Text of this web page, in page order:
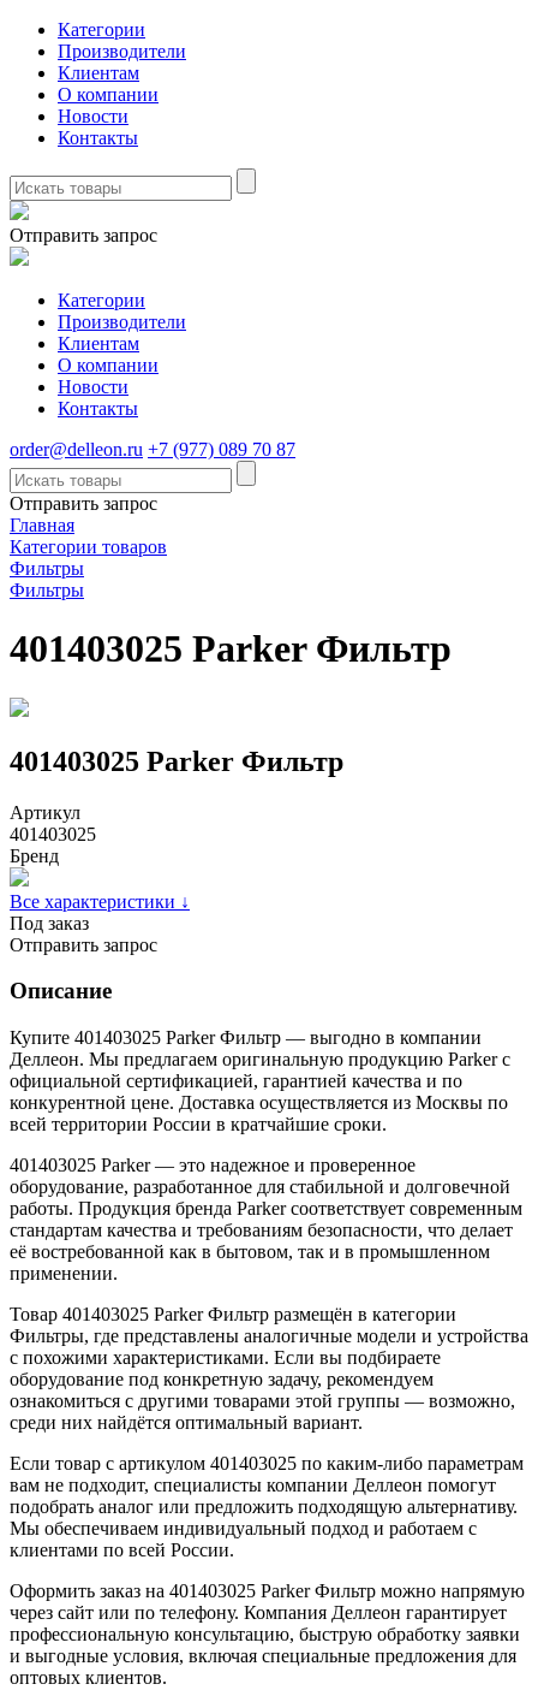
Категории
Производители
Клиентам
О компании
Новости
Контакты
Отправить запрос
Категории
Производители
Клиентам
О компании
Новости
Контакты
order@delleon.ru +7 (977) 089 70 87
Отправить запрос
Главная
Категории товаров
Фильтры
Фильтры
401403025 Parker Фильтр
401403025 Parker Фильтр
Артикул
401403025
Бренд
Все характеристики ↓
Под заказ
Отправить запрос
Описание
Купите 401403025 Parker Фильтр — выгодно в компании
Деллеон. Мы предлагаем оригинальную продукцию Parker с
официальной сертификацией, гарантией качества и по
конкурентной цене. Доставка осуществляется из Москвы по
всей территории России в кратчайшие сроки.
401403025 Parker — это надежное и проверенное
оборудование, разработанное для стабильной и долговечной
работы. Продукция бренда Parker соответствует современным
стандартам качества и требованиям безопасности, что делает
её востребованной как в бытовом, так и в промышленном
применении.
Товар 401403025 Parker Фильтр размещён в категории
Фильтры, где представлены аналогичные модели и устройства
с похожими характеристиками. Если вы подбираете
оборудование под конкретную задачу, рекомендуем
ознакомиться с другими товарами этой группы — возможно,
среди них найдётся оптимальный вариант.
Если товар с артикулом 401403025 по каким-либо параметрам
вам не подходит, специалисты компании Деллеон помогут
подобрать аналог или предложить подходящую альтернативу.
Мы обеспечиваем индивидуальный подход и работаем с
клиентами по всей России.
Оформить заказ на 401403025 Parker Фильтр можно напрямую
через сайт или по телефону. Компания Деллеон гарантирует
профессиональную консультацию, быструю обработку заявки
и выгодные условия, включая специальные предложения для
оптовых клиентов.